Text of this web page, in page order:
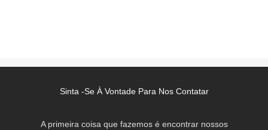
Sinta -se À Vontade Para Nos Contatar
A primeira coisa que fazemos é encontrar nossos